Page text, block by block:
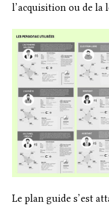
l’acquisition ou de la
Le plan guide s’est